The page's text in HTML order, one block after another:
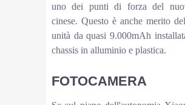
uno dei punti di forza del
cinese. Questo è anche merito
unità da quasi 9.000mAh
chassis in alluminio e plastica.
FOTOCAMERA